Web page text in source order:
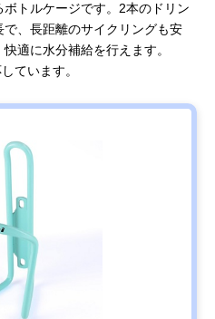
トルケージです。2本のドリン
、長距離のサイクリングも安
適に水分補給を行えます。
ています。